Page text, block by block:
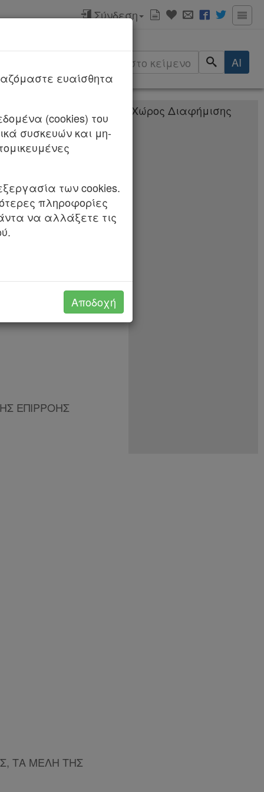
Σύνδεση
AI
και λοιπές
ΦΟΡΕΙΣ
ΕΠΙΡΡΟΗΣ
ΤΑ ΜΕΛΗ ΤΗΣ
ευαίσθητα
(cookies) του
συσκευών και μη-
των cookies.
πληροφορίες
να αλλάξετε τις
Αποδοχή